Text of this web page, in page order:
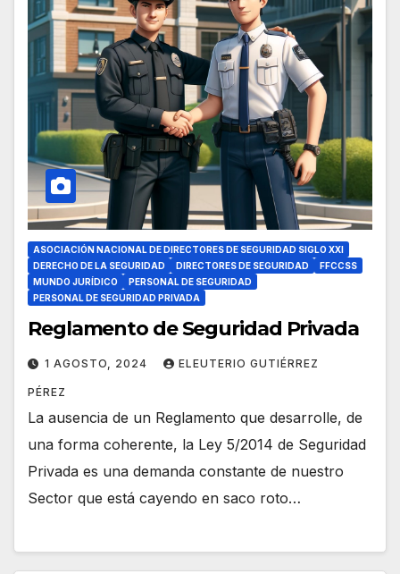
ASOCIACIÓN NACIONAL DE DIRECTORES DE SEGURIDAD SIGLO XXI
DERECHO DE LA SEGURIDAD
DIRECTORES DE SEGURIDAD
FFCCSS
MUNDO JURÍDICO
PERSONAL DE SEGURIDAD
PERSONAL DE SEGURIDAD PRIVADA
Reglamento de Seguridad Privada
1 AGOSTO, 2024 ELEUTERIO GUTIÉRREZ
PÉREZ
La ausencia de un Reglamento que desarrolle, de
una forma coherente, la Ley 5/2014 de Seguridad
Privada es una demanda constante de nuestro
Sector que está cayendo en saco roto…